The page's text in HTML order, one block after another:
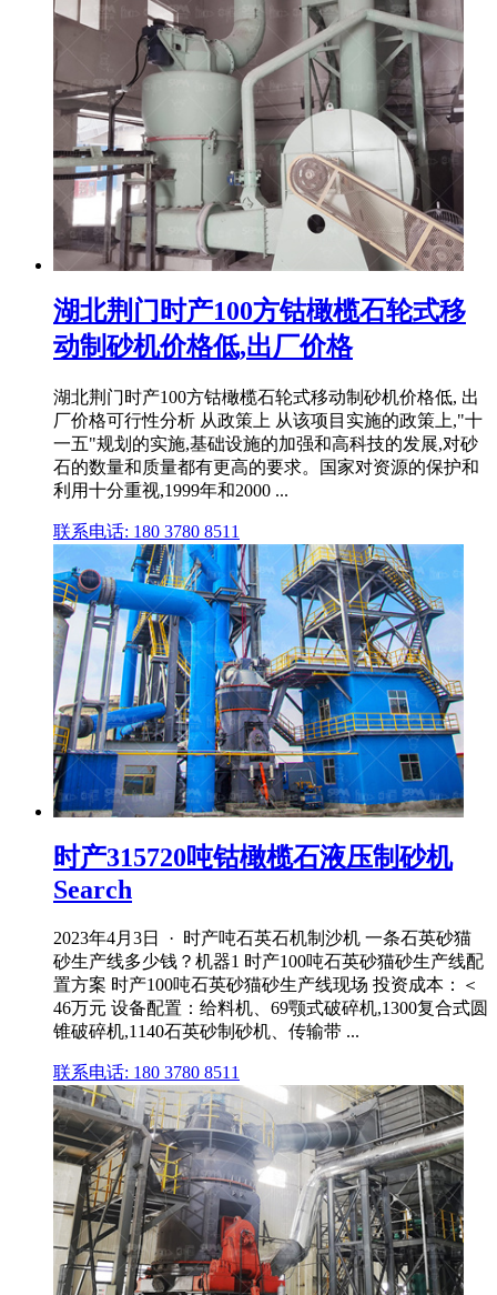
湖北荆门时产100方钴橄榄石轮式移
动制砂机价格低,出厂价格
湖北荆门时产100方钴橄榄石轮式移动制砂机价格低, 出
厂价格可行性分析 从政策上 从该项目实施的政策上,"十
一五"规划的实施,基础设施的加强和高科技的发展,对砂
石的数量和质量都有更高的要求。国家对资源的保护和
利用十分重视,1999年和2000 ...
联系电话: 180 3780 8511
时产315720吨钴橄榄石液压制砂机
Search
2023年4月3日 · 时产吨石英石机制沙机 一条石英砂猫
砂生产线多少钱？机器1 时产100吨石英砂猫砂生产线配
置方案 时产100吨石英砂猫砂生产线现场 投资成本：＜
46万元 设备配置：给料机、69颚式破碎机,1300复合式圆
锥破碎机,1140石英砂制砂机、传输带 ...
联系电话: 180 3780 8511